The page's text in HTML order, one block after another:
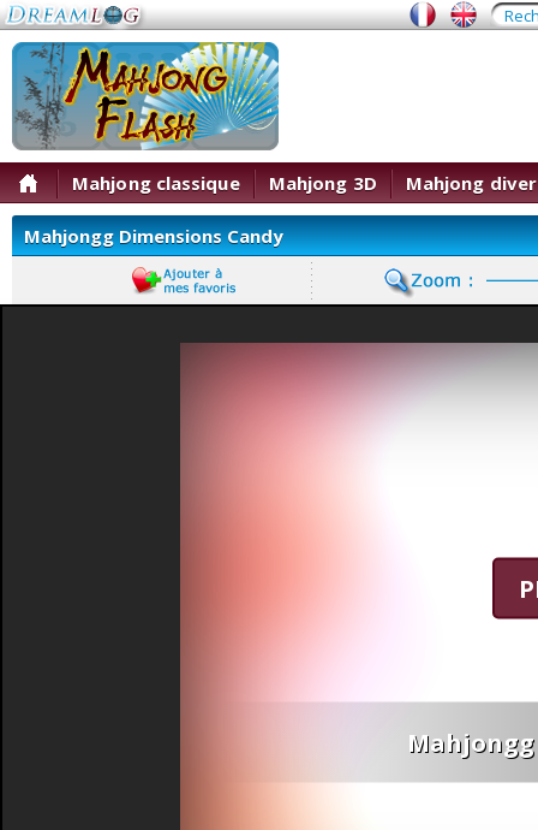
Mahjong classique Mahjong 3D Mahjong
Mahjongg Dimensions Candy